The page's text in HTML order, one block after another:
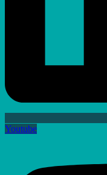
Youtube